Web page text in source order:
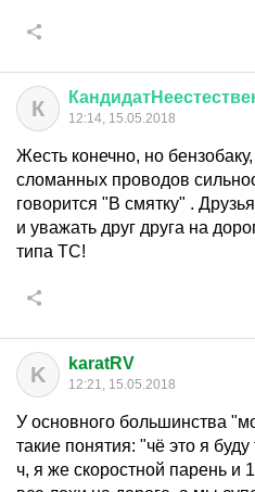
К 12:14, 15.05.2018
Жесть конечно, но
сломанных проводов
говорится "В смятку" .
и уважать друг друга на
типа ТС!
K karatRV
12:21, 15.05.2018
У основного большинства
такие понятия: "чё это я
ч, я же скоростной парень и